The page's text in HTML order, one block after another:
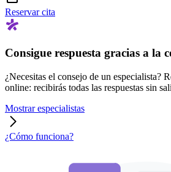
Reservar cita
Consigue respuesta gracias a la
¿Necesitas el consejo de un especialista?
online: recibirás todas las respuestas sin
Mostrar especialistas
¿Cómo funciona?